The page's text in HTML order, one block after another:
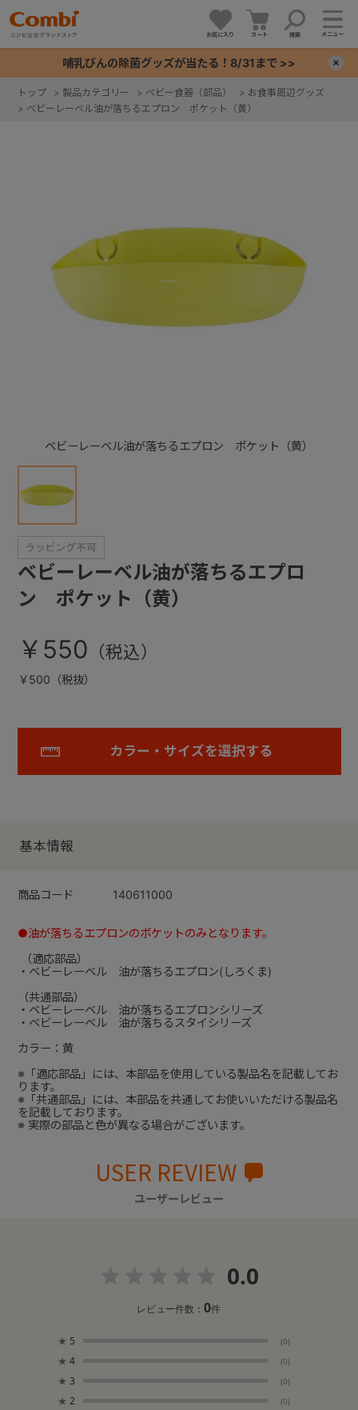
お気に入り カート 検索 メニュー
哺乳びんの除菌グッズが当たる！8/31まで >>
トップ > 製品カテゴリー > ベビー食器（部品） > お食事周辺グッズ
> ベビーレーベル油が落ちるエプロン ポケット（黄）
ベビーレーベル油が落ちるエプロン ポケット（黄）
ベビーレーベル油が落ちるエプロ
ン ポケット（黄）
￥550
￥500（税抜）
カラー・サイズを選択する
基本情報
商品コード 140611000
●油が落ちるエプロンのポケットのみとなります。
（適応部品）
・ベビーレーベル 油が落ちるエプロン(しろくま)
（共通部品）
・ベビーレーベル 油が落ちるエプロンシリーズ
・ベビーレーベル 油が落ちるスタイシリーズ
カラー：黄
※「適応部品」には、本部品を使用している製品名を記載してお
ります。
※「共通部品」には、本部品を共通してお使いいただける製品名
を記載しております。
※ 実際の部品と色が異なる場合がございます。
USER REVIEW
ユーザーレビュー
0.0
レビュー件数：0件
★ 5 (0)
★ 4 (0)
★ 3 (0)
★ 2 (0)